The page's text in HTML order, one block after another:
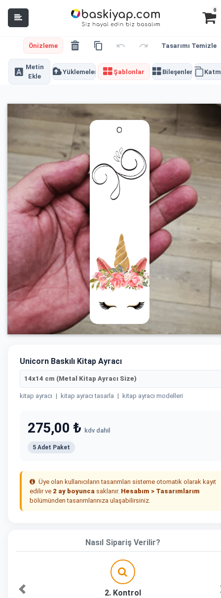
0
Önizleme Tasarımı Temizle
Metin
Ekle
Yüklemeler Şablonlar Bileşenler
Unicorn Baskılı Kitap Ayracı
14x14 cm (Metal Kitap Ayracı Size)
kitap ayracı | kitap ayracı tasarla | kitap ayracı modelleri
275,00 ₺ kdv dahil
5 Adet Paket
Üye olan kullanıcıların tasarımları sisteme otomatik olarak kayıt
edilir ve 2 ay boyunca saklanır. Hesabım > Tasarımlarım
bölümünden tasarımlarınıza ulaşabilirsiniz.
Nasıl Sipariş Verilir?
2. Kontrol
Önceki